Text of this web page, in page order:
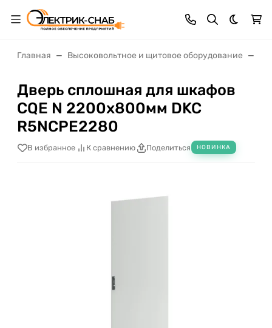
Темная
Главная Высоковольтное и щитовое оборудование
Дверь сплошная для шкафов
CQE N 2200х800мм DKC
R5NCPE2280
В избранное К сравнению Поделиться НОВИНКА